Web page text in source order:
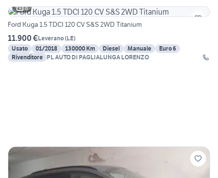
8
Ford Kuga 1.5 TDCI 120 CV S&S 2WD Titanium
11.900 €Leverano(LE)
Usato
01/2018 130000 Km Diesel Manuale
Euro 6
Rivenditore
PL AUTO DI PAGLIALUNGA LORENZO